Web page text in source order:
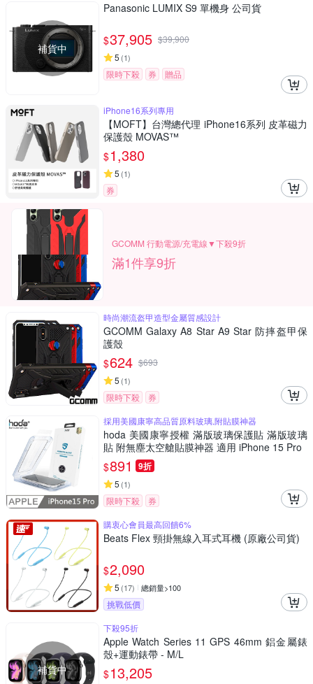
補貨中
Panasonic LUMIX S9 單機身 公司貨
$37,905 $39,900
5 (1)
限時下殺 券 贈品
iPhone16系列專用
【MOFT】台灣總代理 iPhone16系列 皮革磁力
保護殼 MOVAS™
$1,380
5 (1)
券
GCOMM 行動電源/充電線▼下殺9折
滿1件享9折
時尚潮流盔甲造型金屬質感設計
GCOMM Galaxy A8 Star A9 Star 防摔盔甲保
護殼
$624 $693
5 (1)
限時下殺
券
採用美國康寧高品質原料玻璃,附貼膜神器
hoda 美國康寧授權 滿版玻璃保護貼 滿版玻璃
貼 附無塵太空艙貼膜神器 適用 iPhone 15 Pro
$891 9折
5 (1)
限時下殺
券
購衷心會員最高回饋6%
Beats Flex 頸掛無線入耳式耳機 (原廠公司貨)
$2,090
5 (17) 總銷量>100
挑戰低價
補貨中
下殺95折
Apple Watch Series 11 GPS 46mm 鋁金屬錶
殼+運動錶帶 - M/L
$13,205